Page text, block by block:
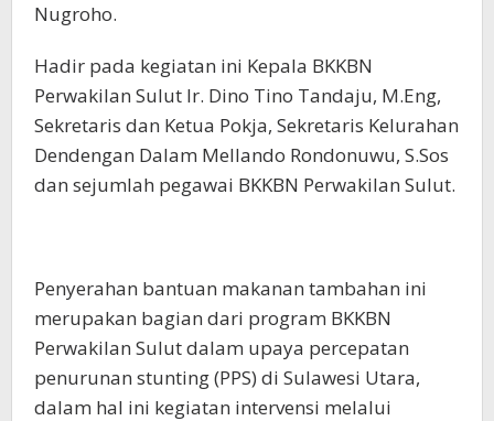
Nugroho.
Hadir pada kegiatan ini Kepala BKKBN
Perwakilan Sulut Ir. Dino Tino Tandaju, M.Eng,
Sekretaris dan Ketua Pokja, Sekretaris Kelurahan
Dendengan Dalam Mellando Rondonuwu, S.Sos
dan sejumlah pegawai BKKBN Perwakilan Sulut.
Penyerahan bantuan makanan tambahan ini
merupakan bagian dari program BKKBN
Perwakilan Sulut dalam upaya percepatan
penurunan stunting (PPS) di Sulawesi Utara,
dalam hal ini kegiatan intervensi melalui